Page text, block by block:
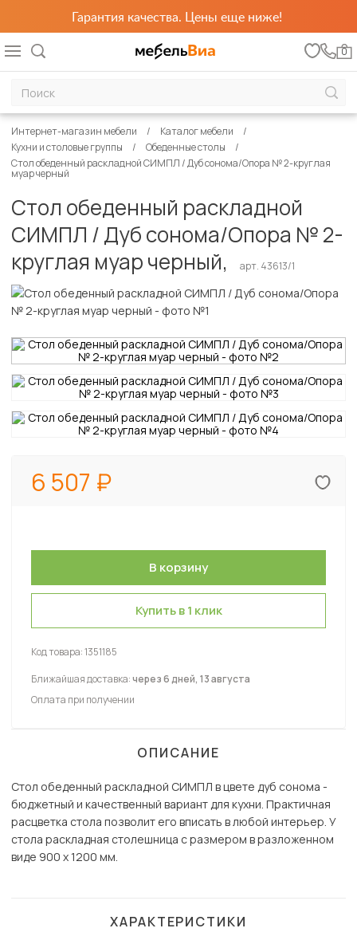
Гарантия качества. Цены еще ниже!
0
Интернет-магазин мебели
Каталог мебели
Кухни и столовые группы
Обеденные столы
Стол обеденный раскладной СИМПЛ / Дуб сонома/Опора № 2-круглая
муар черный
Стол обеденный раскладной
СИМПЛ / Дуб сонома/Опора № 2-
круглая муар черный,
арт. 43613/1
6 507
Купить в 1 клик
Код товара:1351185
Ближайшая доставка:через 6 дней, 13 августа
Оплата при получении
ОПИСАНИЕ
Стол обеденный раскладной СИМПЛ в цвете дуб сонома -
бюджетный и качественный вариант для кухни. Практичная
расцветка стола позволит его вписать в любой интерьер. У
стола раскладная столешница с размером в разложенном
виде 900 х 1200 мм.
ХАРАКТЕРИСТИКИ